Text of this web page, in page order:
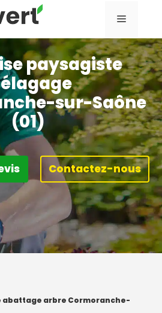
Menu
paysagiste
sur-Saône
(01)
Contactez-nous
abattage arbre Cormoranche-